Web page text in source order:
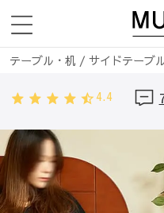
テーブル・机 / サイドテーブ
4.4